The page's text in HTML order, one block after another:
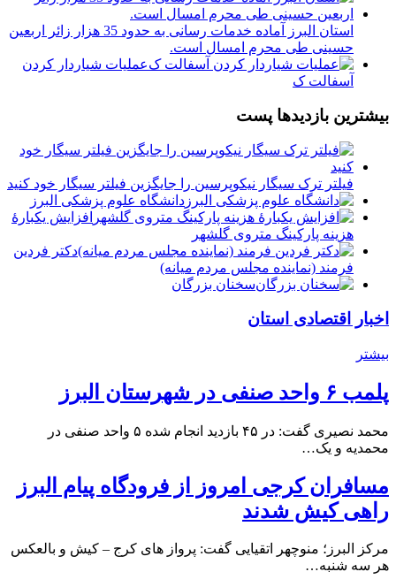
استان البرز آماده خدمات رسانی به حدود 35 هزار زائر اربعین
حسینی طی محرم امسال است.
️عملیات شیاردار کردن
آسفالت ک
بیشترین بازدیدها پست
فیلتر ترک سیگار نیکوپرسین را جایگزین فیلتر سیگار خود کنید
دانشگاه علوم پزشکی البرز
افزایش یکبارۀ
هزینه پارکینگ متروی گلشهر
دكتر فردين
فرمند (نماينده مجلس مردم میانه)
سخنان بزرگان
اخبار اقتصادی استان
بیشتر
پلمب ۶ واحد صنفی در شهرستان البرز
محمد نصیری گفت: در ۴۵ بازدید انجام شده ۵ واحد صنفی در
محمدیه و یک…
مسافران کرجی امروز از فرودگاه پیام البرز
راهی کیش شدند
مرکز البرز؛ منوچهر اتقیایی گفت: پرواز های کرج – کیش و بالعکس
هر سه شنبه…